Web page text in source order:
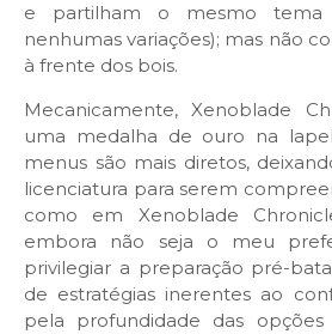
e partilham o mesmo tema
nenhumas variações); mas não
à frente dos bois.
Mecanicamente, Xenoblade
uma medalha de ouro na
menus são mais diretos,
licenciatura para serem
como em Xenoblade
embora não seja o meu
privilegiar a preparação pré-
de estratégias inerentes ao
pela profundidade das opções